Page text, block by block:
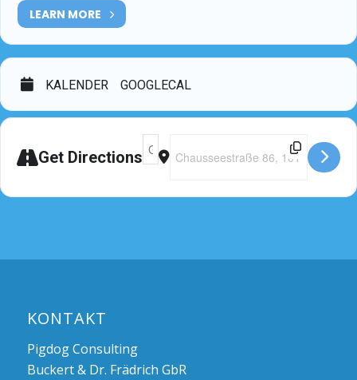
LEARN MORE
KALENDER GOOGLECAL
Get Directions
Adresse - Seminar Berlin [2cXaK4YtQ]
Destination Address - Seminar
KONTAKT
Pigdog Consulting
Buckert & Dr. Frädrich GbR